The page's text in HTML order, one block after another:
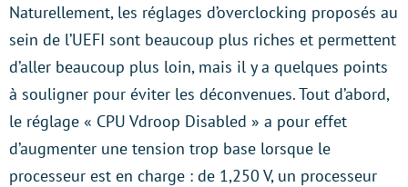
Naturellement, les réglages d’overclocking proposés au
sein de l’UEFI sont beaucoup plus riches et permettent
d’aller beaucoup plus loin, mais il y a quelques points
à souligner pour éviter les déconvenues. Tout d’abord,
le réglage « CPU Vdroop Disabled » a pour effet
d’augmenter une tension trop base lorsque le
processeur est en charge : de 1,250 V, un processeur